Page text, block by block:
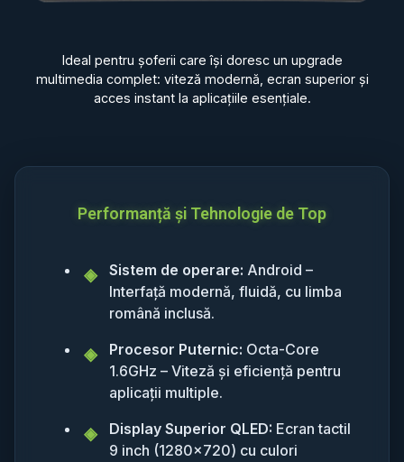
Ideal pentru șoferii care își doresc un upgrade
multimedia complet: viteză modernă, ecran superior și
acces instant la aplicațiile esențiale.
Performanță și Tehnologie de Top
Sistem de operare: Android –
Interfață modernă, fluidă, cu limba
română inclusă.
Procesor Puternic: Octa-Core
1.6GHz – Viteză și eficiență pentru
aplicații multiple.
Display Superior QLED: Ecran tactil
9 inch (1280x720) cu culori